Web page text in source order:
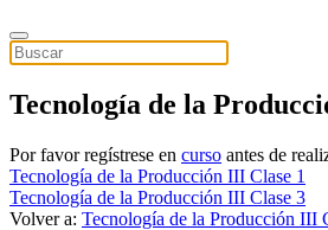
Tecnología de la
Por favor regístrese en curso antes de
Tecnología de la Producción III Clase 1
Tecnología de la Producción III Clase 3
Volver a: Tecnología de la Producción III